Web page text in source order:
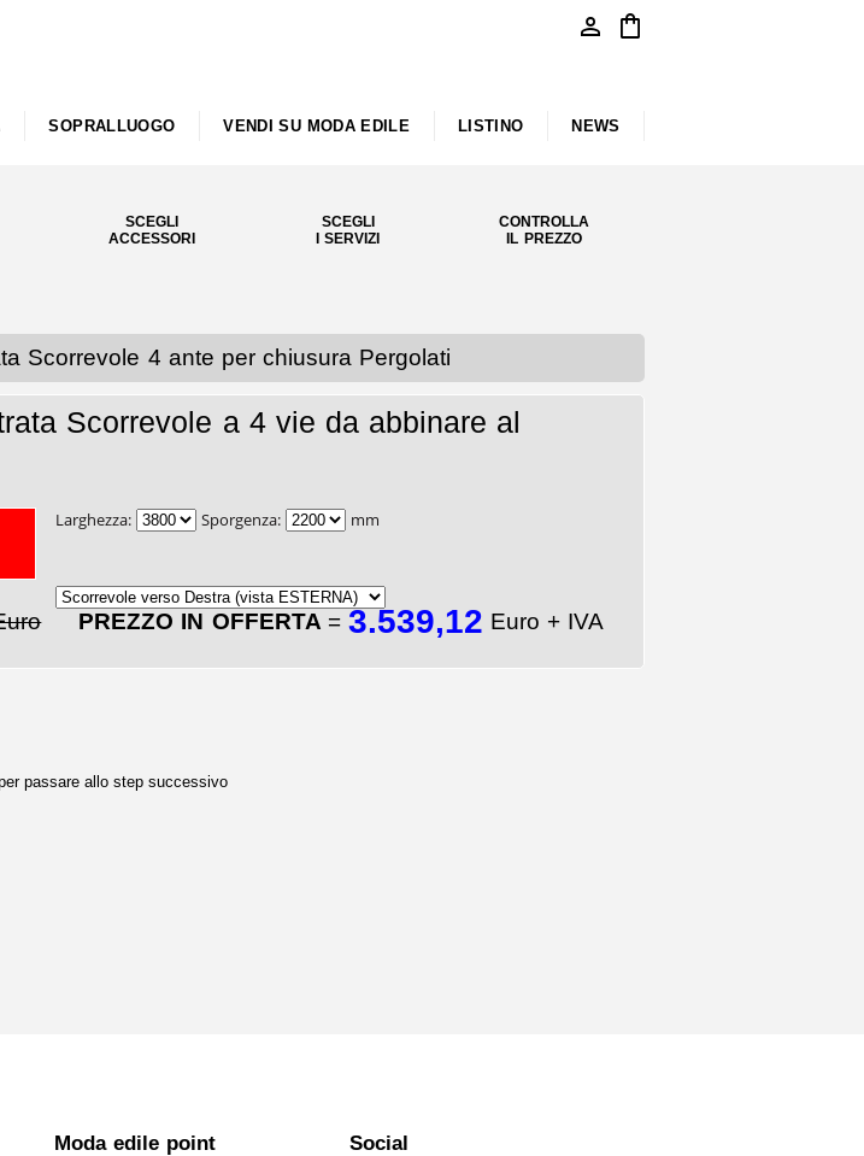
person shopping_bag
SOPRALLUOGO VENDI SU MODA EDILE LISTINO NEWS
SCEGLI
ACCESSORI
SCEGLI
I SERVIZI
CONTROLLA
IL PREZZO
Scorrevole 4 ante per chiusura Pergolati
Scorrevole a 4 vie da abbinare al
Larghezza: Sporgenza: mm
PREZZO IN OFFERTA = 3.539,12 Euro + IVA
Moda edile point Social